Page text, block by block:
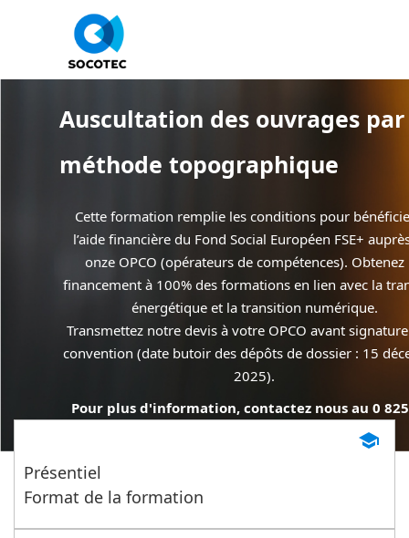
Auscultation des ouvrages par
méthode topographique
Cette formation remplie les conditions pour
l’aide financière du Fond Social Européen FSE+
onze OPCO (opérateurs de compétences). Obtenez
financement à 100% des formations en lien avec la
énergétique et la transition numérique.
Transmettez notre devis à votre OPCO avant
convention (date butoir des dépôts de dossier : 15
2025).
Pour plus d'information, contactez nous au 0
455 (service 0.15€/min + prix de l'appel)
Présentiel
Format de la formation
school